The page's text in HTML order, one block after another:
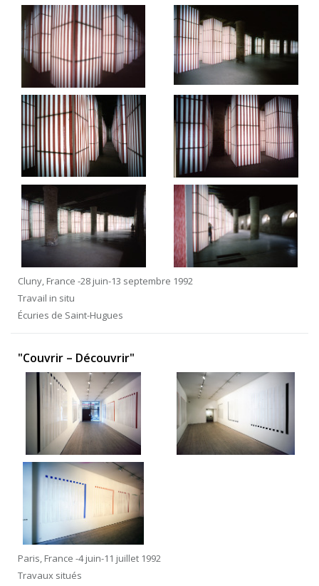
Cluny, France -28 juin-13 septembre 1992
Travail in situ
Écuries de Saint-Hugues
"Couvrir – Découvrir"
Paris, France -4 juin-11 juillet 1992
Travaux situés